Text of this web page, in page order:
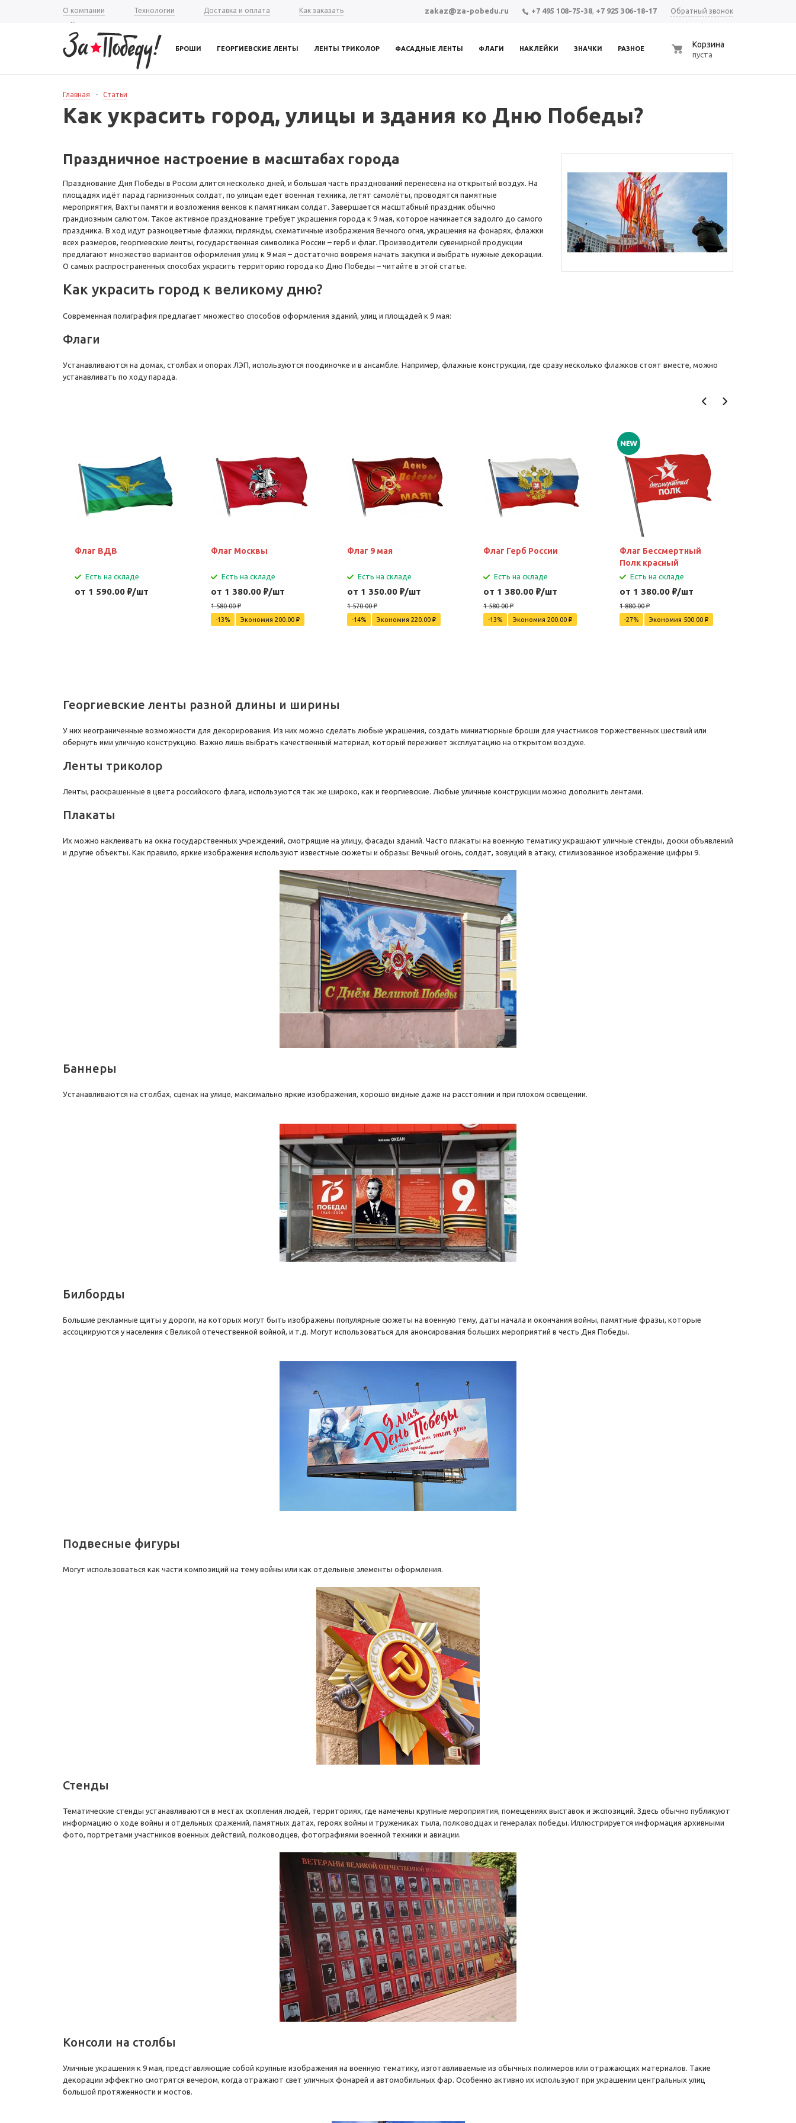
О компании Технологии Доставка и оплата
Как заказать
Контакты
zakaz@za-pobedu.ru +7 495 108-75-38 +7 925 306-18-17 Обратный звонок
БРОШИ ГЕОРГИЕВСКИЕ ЛЕНТЫ ЛЕНТЫ ТРИКОЛОР ФАСАДНЫЕ ЛЕНТЫ ФЛАГИ НАКЛЕЙКИ ЗНАЧКИ РАЗНОЕ Корзина
пуста
Главная - Статьи
Как украсить город, улицы и здания ко Дню Победы?
Праздничное настроение в масштабах города
Празднование Дня Победы в России длится несколько дней, и большая часть празднований перенесена на открытый воздух. На
площадях идёт парад гарнизонных солдат, по улицам едет военная техника, летят самолёты, проводятся памятные
мероприятия, Вахты памяти и возложения венков к памятникам солдат. Завершается масштабный праздник обычно
грандиозным салютом. Такое активное празднование требует украшения города к 9 мая, которое начинается задолго до самого
праздника. В ход идут разноцветные флажки, гирлянды, схематичные изображения Вечного огня, украшения на фонарях, флажки
всех размеров, георгиевские ленты, государственная символика России – герб и флаг. Производители сувенирной продукции
предлагают множество вариантов оформления улиц к 9 мая – достаточно вовремя начать закупки и выбрать нужные декорации.
О самых распространенных способах украсить территорию города ко Дню Победы – читайте в этой статье.
Как украсить город к великому дню?
Современная полиграфия предлагает множество способов оформления зданий, улиц и площадей к 9 мая:
Флаги
Устанавливаются на домах, столбах и опорах ЛЭП, используются поодиночке и в ансамбле. Например, флажные конструкции, где сразу несколько флажков стоят вместе, можно
устанавливать по ходу парада.
Флаг ВДВ
Есть на складе
от 1 590.00 ₽/шт
Флаг Москвы
Есть на складе
от 1 380.00 ₽/шт
1 580.00₽
-13%
Экономия 200.00 ₽
Флаг 9 мая
Есть на складе
от 1 350.00 ₽/шт
1 570.00₽
-14%
Экономия 220.00 ₽
Флаг Герб России
Есть на складе
от 1 380.00 ₽/шт
1 580.00₽
-13%
Экономия 200.00 ₽
Флаг Бессмертный
Полк красный
Есть на складе
от 1 380.00 ₽/шт
1 880.00₽
-27%
Экономия 500.00 ₽
Георгиевские ленты разной длины и ширины
У них неограниченные возможности для декорирования. Из них можно сделать любые украшения, создать миниатюрные броши для участников торжественных шествий или
обернуть ими уличную конструкцию. Важно лишь выбрать качественный материал, который переживет эксплуатацию на открытом воздухе.
Ленты триколор
Ленты, раскрашенные в цвета российского флага, используются так же широко, как и георгиевские. Любые уличные конструкции можно дополнить лентами.
Плакаты
Их можно наклеивать на окна государственных учреждений, смотрящие на улицу, фасады зданий. Часто плакаты на военную тематику украшают уличные стенды, доски объявлений
и другие объекты. Как правило, яркие изображения используют известные сюжеты и образы: Вечный огонь, солдат, зовущий в атаку, стилизованное изображение цифры 9.
Баннеры
Устанавливаются на столбах, сценах на улице, максимально яркие изображения, хорошо видные даже на расстоянии и при плохом освещении.
Билборды
Большие рекламные щиты у дороги, на которых могут быть изображены популярные сюжеты на военную тему, даты начала и окончания войны, памятные фразы, которые
ассоциируются у населения с Великой отечественной войной, и т.д. Могут использоваться для анонсирования больших мероприятий в честь Дня Победы.
Подвесные фигуры
Могут использоваться как части композиций на тему войны или как отдельные элементы оформления.
Стенды
Тематические стенды устанавливаются в местах скопления людей, территориях, где намечены крупные мероприятия, помещениях выставок и экспозиций. Здесь обычно публикуют
информацию о ходе войны и отдельных сражений, памятных датах, героях войны и тружениках тыла, полководцах и генералах победы. Иллюстрируется информация архивными
фото, портретами участников военных действий, полководцев, фотографиями военной техники и авиации.
Консоли на столбы
Уличные украшения к 9 мая, представляющие собой крупные изображения на военную тематику, изготавливаемые из обычных полимеров или отражающих материалов. Такие
декорации эффектно смотрятся вечером, когда отражают свет уличных фонарей и автомобильных фар. Особенно активно их используют при украшении центральных улиц
большой протяженности и мостов.